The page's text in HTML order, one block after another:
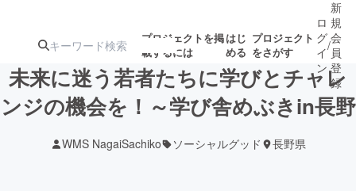
プロジェクトを掲
載するには
はじ
める
プロジェクト
をさがす
ターン
ジェクト
ロジェクト
されます
ロ
グ
イ
ン
/
新
規
会
員
登
録
未来に迷う若者たちに学びとチャレ
ンジの機会を！～学び舎めぶきin長野
WMS NagaiSachiko ソーシャルグッド 長野県